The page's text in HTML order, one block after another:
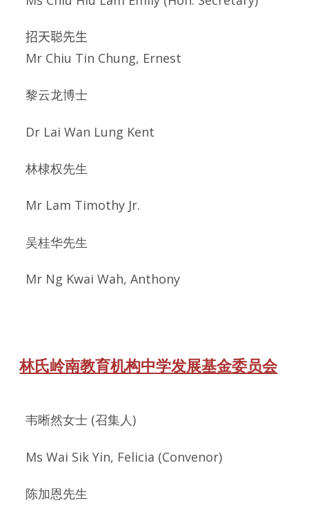
招天聪先生
Mr Chiu Tin Chung, Ernest
黎云龙博士
Dr Lai Wan Lung Kent
林棣权先生
Mr Lam Timothy Jr.
吴桂华先生
Mr Ng Kwai Wah, Anthony
林氏岭南教育机构中学发展基金委员会
韦晰然女士 (召集人)
Ms Wai Sik Yin, Felicia (Convenor)
陈加恩先生